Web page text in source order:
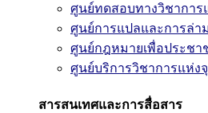
ศูนย์ทดสอบทางวิชาการ
ศูนย์การแปลและการล่า
ศูนย์กฎหมายเพื่อประชา
ศูนย์บริการวิชาการแห่
สารสนเทศและการสื่อสาร